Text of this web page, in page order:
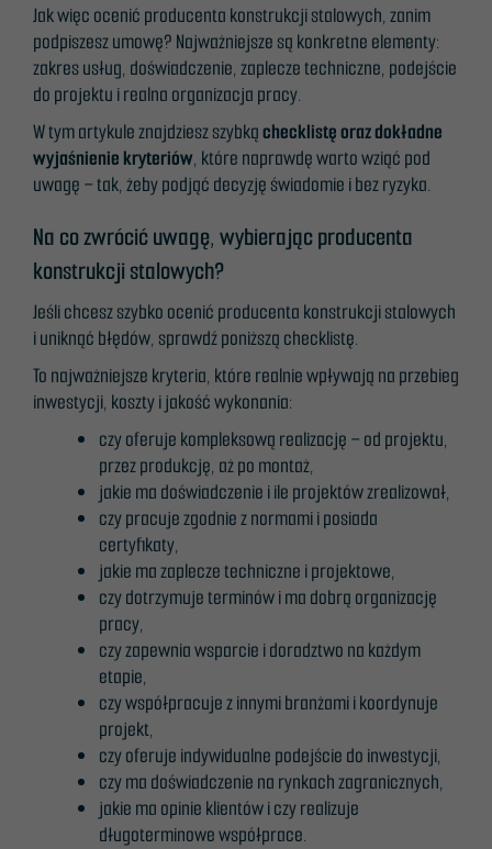
Jak więc ocenić producenta konstrukcji stalowych, zanim
podpiszesz umowę? Najważniejsze są konkretne elementy:
zakres usług, doświadczenie, zaplecze techniczne, podejście
do projektu i realna organizacja pracy.
W tym artykule znajdziesz szybkąchecklistę oraz dokładne
wyjaśnienie kryteriów, które naprawdę warto wziąć pod
uwagę – tak, żeby podjąć decyzję świadomie i bez ryzyka.
Na co zwrócić uwagę, wybierając producenta
konstrukcji stalowych?
Jeśli chcesz szybko ocenić producenta konstrukcji stalowych
i uniknąć błędów, sprawdź poniższą checklistę.
To najważniejsze kryteria, które realnie wpływają na przebieg
inwestycji, koszty i jakość wykonania:
czy oferuje kompleksową realizację – od projektu,
przez produkcję, aż po montaż,
jakie ma doświadczenie i ile projektów zrealizował,
czy pracuje zgodnie z normami i posiada
certyfikaty,
jakie ma zaplecze techniczne i projektowe,
czy dotrzymuje terminów i ma dobrą organizację
pracy,
czy zapewnia wsparcie i doradztwo na każdym
etapie,
czy współpracuje z innymi branżami i koordynuje
projekt,
czy oferuje indywidualne podejście do inwestycji,
czy ma doświadczenie na rynkach zagranicznych,
jakie ma opinie klientów i czy realizuje
długoterminowe współprace.